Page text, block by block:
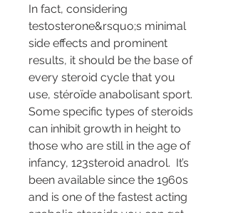
In fact, considering
testosterone&rsquo;s minimal
side effects and prominent
results, it should be the base of
every steroid cycle that you
use, stéroïde anabolisant sport.
Some specific types of steroids
can inhibit growth in height to
those who are still in the age of
infancy, 123steroid anadrol.  It’s
been available since the 1960s
and is one of the fastest acting